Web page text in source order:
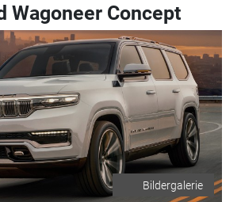
Wagoneer Concept
Bildergalerie